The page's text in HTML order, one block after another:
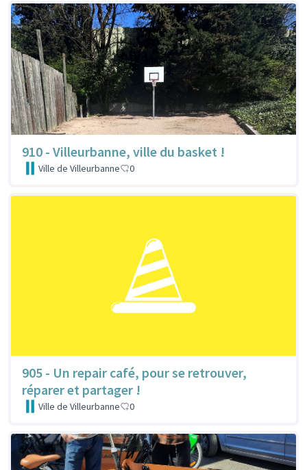
910 - Villeurbanne, ville du basket !
Ville de Villeurbanne 0
905 - Un repair café, pour se retrouver,
réparer et partager !
Ville de Villeurbanne 0